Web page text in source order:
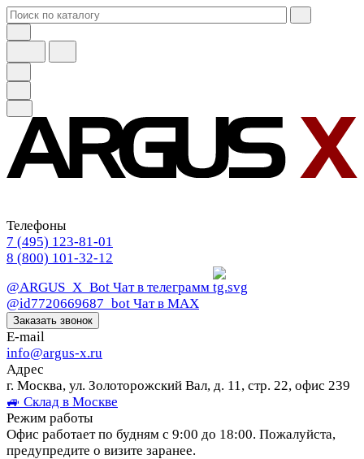
Телефоны
7 (495) 123-81-01
8 (800) 101-32-12
@ARGUS_X_Bot Чат в телеграмм
@id7720669687_bot Чат в МАХ
Заказать звонок
E-mail
info@argus-x.ru
Адрес
г. Москва, ул. Золоторожский Вал, д. 11, стр. 22, офис 239
🚙 Склад в Москве
Режим работы
Офис работает по будням с 9:00 до 18:00. Пожалуйста,
предупредите о визите заранее.